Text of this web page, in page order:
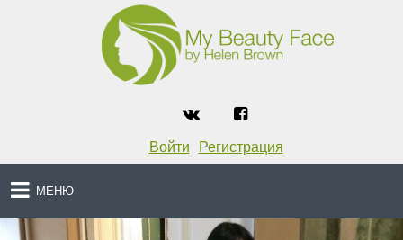
Войти Регистрация
МЕНЮ